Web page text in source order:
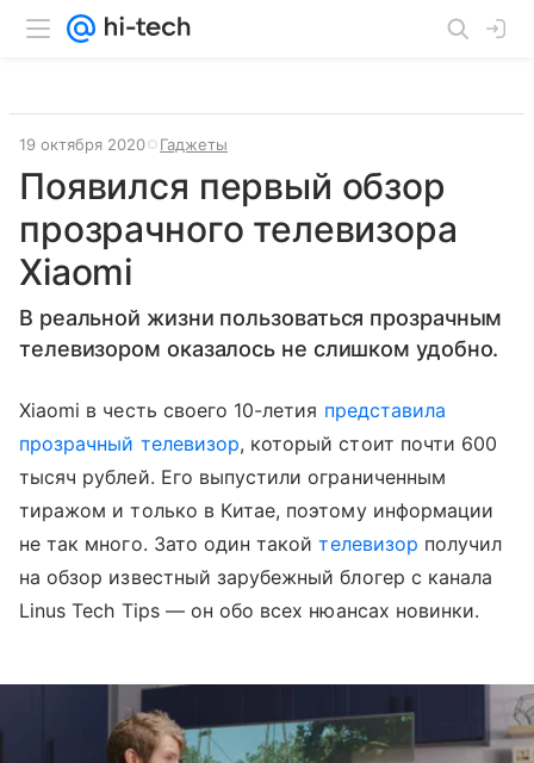
19 октября 2020 Гаджеты
Появился первый обзор
прозрачного телевизора
Xiaomi
В реальной жизни пользоваться прозрачным
телевизором оказалось не слишком удобно.
Xiaomi в честь своего 10-летия представила
прозрачный телевизор, который стоит почти 600
тысяч рублей. Его выпустили ограниченным
тиражом и только в Китае, поэтому информации
не так много. Зато один такойтелевизор получил
на обзор известный зарубежный блогер с канала
Linus Tech Tips — он обо всех нюансах новинки.